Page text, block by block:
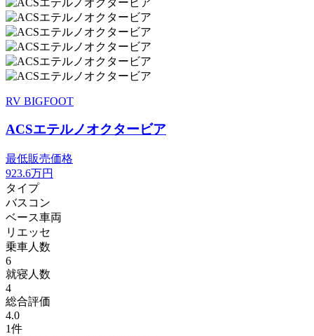
RV BIGFOOT
ACSエテルノオクタービア
最低販売価格
923.6万円
タイプ
バスコン
ベース車両
リエッセ
乗車人数
6
就寝人数
4
総合評価
4.0
1件